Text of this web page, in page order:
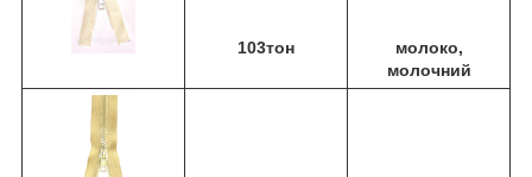
103тон
молоко,
молочний